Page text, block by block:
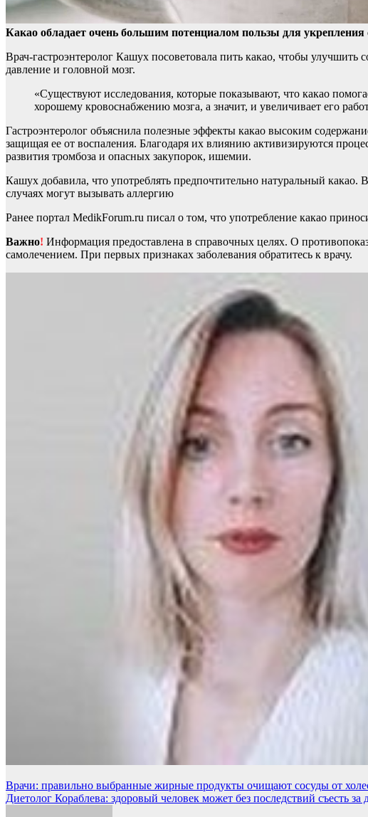
Какао обладает очень большим потенциалом пользы для
Врач-гастроэнтеролог Кашух посоветовала пить какао, чтобы улучшить
давление и головной мозг.
«Существуют исследования, которые показывают, что какао
хорошему кровоснабжению мозга, а значит, и увеличивает его
Гастроэнтеролог объяснила полезные эффекты какао высоким
защищая ее от воспаления. Благодаря их влиянию активизируются
развития тромбоза и опасных закупорок, ишемии.
Кашух добавила, что употреблять предпочтительно натуральный
случаях могут вызывать аллергию
Ранее портал MedikForum.ru писал о том, что употребление какао
Важно! Информация предоставлена в справочных целях. О
самолечением. При первых признаках заболевания обратитесь к врачу.
Навигация
по
Врачи: правильно выбранные жирные продукты очищают сосуды от
Диетолог Кораблева: здоровый человек может без последствий съесть за